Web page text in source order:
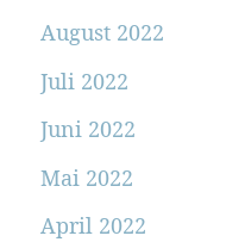
August 2022
Juli 2022
Juni 2022
Mai 2022
April 2022